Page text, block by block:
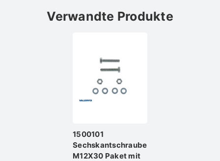
Verwandte Produkte
1500101
Sechskantschraube
M12X30 Paket mit